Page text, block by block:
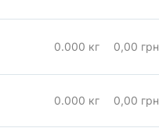
0.000 кг 0,00 грн
0.000 кг 0,00 грн